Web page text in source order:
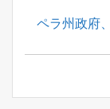
ー
シ
ン
Next
ペラ州政府